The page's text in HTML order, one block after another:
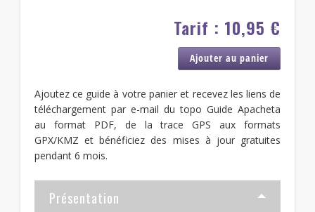
Tarif : 10,95 €
Ajouter au panier
Ajoutez ce guide à votre panier et recevez les liens de
téléchargement par e-mail du topo Guide Apacheta
au format PDF, de la trace GPS aux formats
GPX/KMZ et bénéficiez des mises à jour gratuites
pendant 6 mois.
Présentation